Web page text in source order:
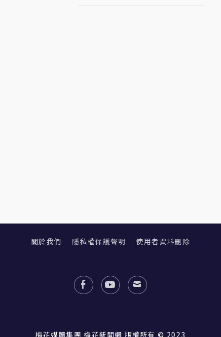
關於我們 隱私權保護聲明 使用者資料刪除
梅花媒體集團 梅花新聞網 版權所有 © 2023